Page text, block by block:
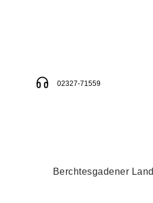
02327-71559
Berchtesgadener Land